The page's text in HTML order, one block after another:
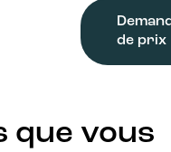
de prix
que vous